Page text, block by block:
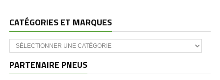
CATÉGORIES ET MARQUES
Catégories
et
PARTENAIRE PNEUS